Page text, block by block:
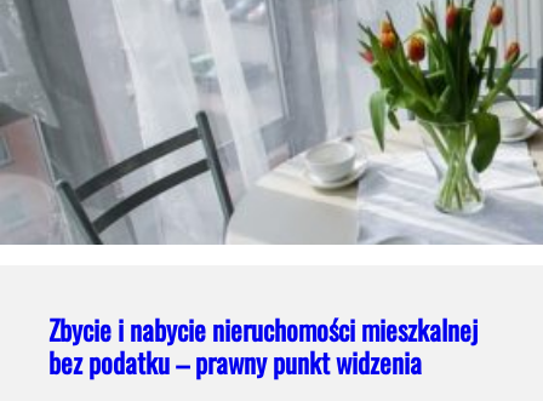
Zbycie i nabycie nieruchomości mieszkalnej
bez podatku – prawny punkt widzenia